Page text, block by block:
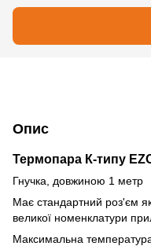
Опис
Термопара К-типу
Гнучка, довжиною 1 метр
Має стандартний роз'єм
великої номенклатури
Максимальна